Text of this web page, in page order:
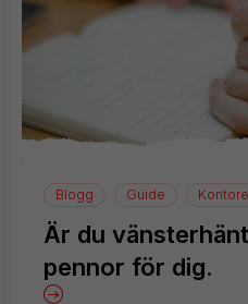
Blogg Guide
Är du
pennor för dig.